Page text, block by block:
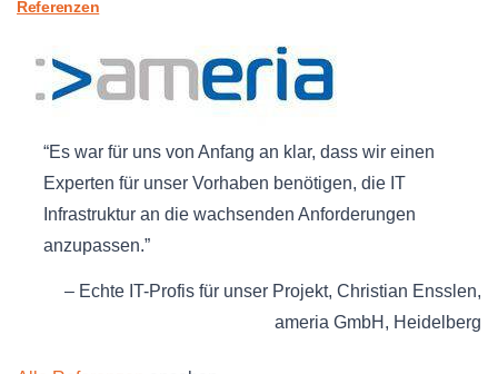
Referenzen
Es war für uns von Anfang an klar, dass wir einen
Experten für unser Vorhaben benötigen, die IT
Infrastruktur an die wachsenden Anforderungen
anzupassen.
Echte IT-Profis für unser Projekt Christian Ensslen
ameria GmbH
Heidelberg